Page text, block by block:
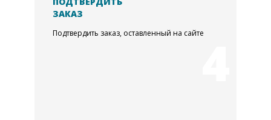
ЗАКАЗ
Подтвердить заказ, оставленный на сайте